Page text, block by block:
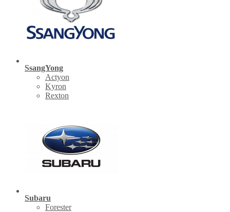
SsangYong
Actyon
Kyron
Rexton
Subaru
Forester